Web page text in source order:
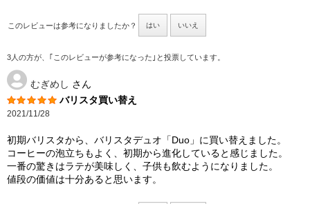
このレビューは参考になりましたか？ はい いいえ
3人の方が、｢このレビューが参考になった｣と投票しています。
むぎめし さん
バリスタ買い替え
2021/11/28
初期バリスタから、バリスタデュオ「Duo」に買い替えました。
コーヒーの泡立ちもよく、初期から進化していると感じました。
一番の驚きはラテが美味しく、子供も飲むようになりました。
値段の価値は十分あると思います。